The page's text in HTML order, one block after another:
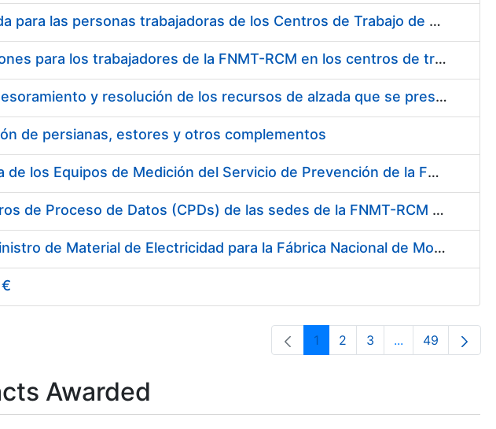
Suministro de Protectores Auditivos a medida para las personas trabajadoras de los Centros de Trabajo de Madrid y Burgos
Suministro de gafas graduadas antiproyecciones para los trabajadores de la FNMT-RCM en los centros de trabajo de Madrid y Burgos
Servicios de una empresa externa para el asesoramiento y resolución de los recursos de alzada que se presentan relacionados con procesos de selección para la FNMT-RCM
de persianas, estores y otros complementos
Servicio de Calibración y Verificación Externa de los Equipos de Medición del Servicio de Prevención de la FNMT-RCM
Conexión mediante Fibra Óptica de los Centros de Proceso de Datos (CPDs) de las sedes de la FNMT-RCM de Burgos y Madrid
Contratación de acuerdo marco para el Suministro de Material de Electricidad para la Fábrica Nacional de Moneda y Timbre-Real Casa de la Moneda en su centro de trabajo de Burgos
Page
1 Page
2 Page
3 ...Intermediate
Page
49
Awarded